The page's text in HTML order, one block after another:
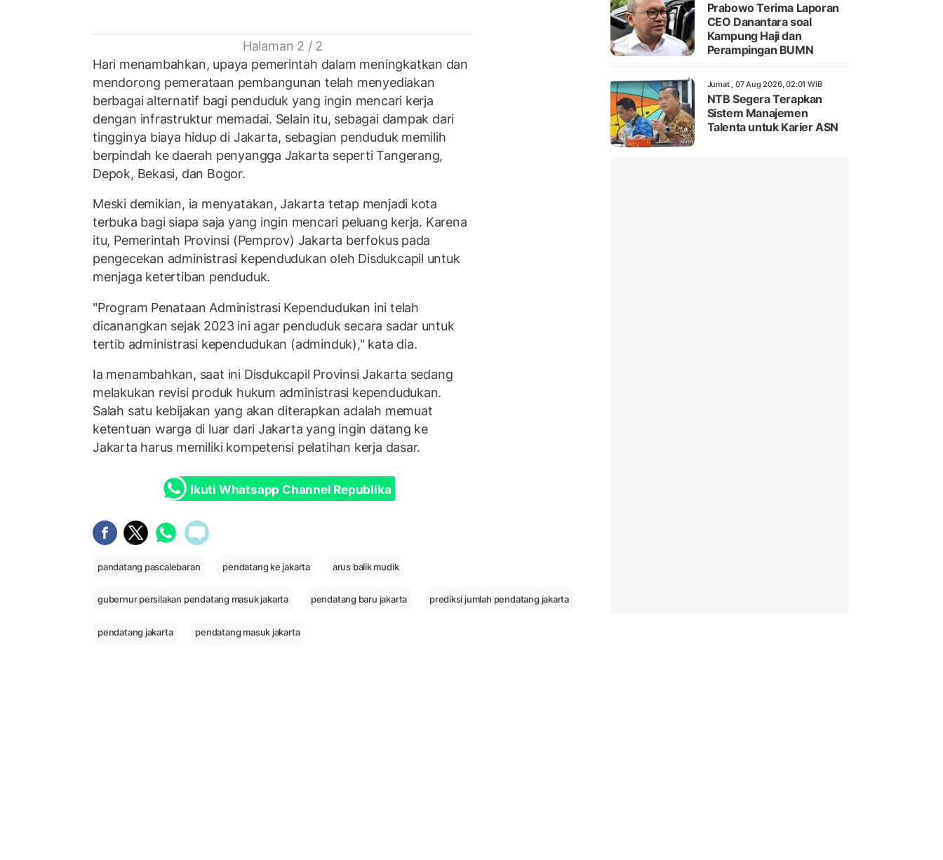
Halaman 2 / 2
Hari menambahkan, upaya pemerintah dalam meningkatkan dan
mendorong pemerataan pembangunan telah menyediakan
berbagai alternatif bagi penduduk yang ingin mencari kerja
dengan infrastruktur memadai. Selain itu, sebagai dampak dari
tingginya biaya hidup di Jakarta, sebagian penduduk memilih
berpindah ke daerah penyangga Jakarta seperti Tangerang,
Depok, Bekasi, dan Bogor.
Meski demikian, ia menyatakan, Jakarta tetap menjadi kota
terbuka bagi siapa saja yang ingin mencari peluang kerja. Karena
itu, Pemerintah Provinsi (Pemprov) Jakarta berfokus pada
pengecekan administrasi kependudukan oleh Disdukcapil untuk
menjaga ketertiban penduduk.
"Program Penataan Administrasi Kependudukan ini telah
dicanangkan sejak 2023 ini agar penduduk secara sadar untuk
tertib administrasi kependudukan (adminduk)," kata dia.
Ia menambahkan, saat ini Disdukcapil Provinsi Jakarta sedang
melakukan revisi produk hukum administrasi kependudukan.
Salah satu kebijakan yang akan diterapkan adalah memuat
ketentuan warga di luar dari Jakarta yang ingin datang ke
Jakarta harus memiliki kompetensi pelatihan kerja dasar.
Ikuti Whatsapp Channel Republika
pandatang pascalebaran pendatang ke jakarta arus balik mudik
gubernur persilakan pendatang masuk jakarta pendatang baru jakarta prediksi jumlah pendatang jakarta
pendatang jakarta pendatang masuk jakarta
Prabowo Terima Laporan
CEO Danantara soal
Kampung Haji dan
Perampingan BUMN
Jumat , 07 Aug 2026, 02:01 WIB
NTB Segera Terapkan
Sistem Manajemen
Talenta untuk Karier ASN